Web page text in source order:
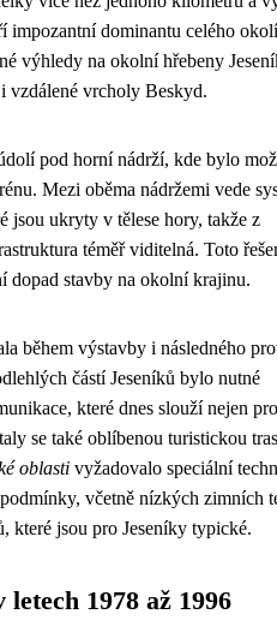
impozantní dominantu celého
výhledy na okolní hřebeny
vzdálené vrcholy Beskyd.
pod horní nádrží, kde bylo
Mezi oběma nádržemi vede
jsou ukryty v tělese hory, takže z
téměř viditelná. Toto
dopad stavby na okolní krajinu.
během výstavby i následného
částí Jeseníků bylo nutné
které dnes slouží nejen pro
se také oblíbenou turistickou
oblasti vyžadovalo speciální
včetně nízkých zimních
které jsou pro Jeseníky typické.
1978 až 1996